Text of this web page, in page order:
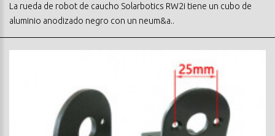
La rueda de robot de caucho Solarbotics RW2i tiene un cubo de
aluminio anodizado negro con un neum&a..